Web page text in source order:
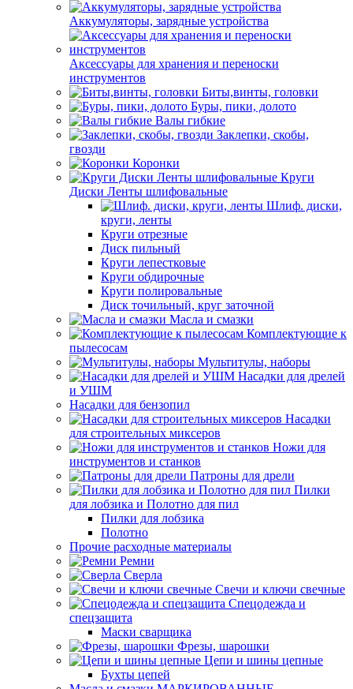
Аккумуляторы, зарядные устройства
Аксессуары для хранения и переноски
инструментов
Биты,винты, головки
Буры, пики, долото
Валы гибкие
Заклепки, скобы,
гвозди
Коронки
Круги
Диски Ленты шлифовальные
Шлиф. диски,
круги, ленты
Круги отрезные
Диск пильный
Круги лепестковые
Круги обдирочные
Круги полировальные
Диск точильный, круг заточной
Масла и смазки
Комплектующие к
пылесосам
Мультитулы, наборы
Насадки для дрелей
и УШМ
Насадки для бензопил
Насадки
для строительных миксеров
Ножи для
инструментов и станков
Патроны для дрели
Пилки
для лобзика и Полотно для пил
Пилки для лобзика
Полотно
Прочие расходные материалы
Ремни
Сверла
Свечи и ключи свечные
Спецодежда и
спецзащита
Маски сварщика
Фрезы, шарошки
Цепи и шины цепные
Бухты цепей